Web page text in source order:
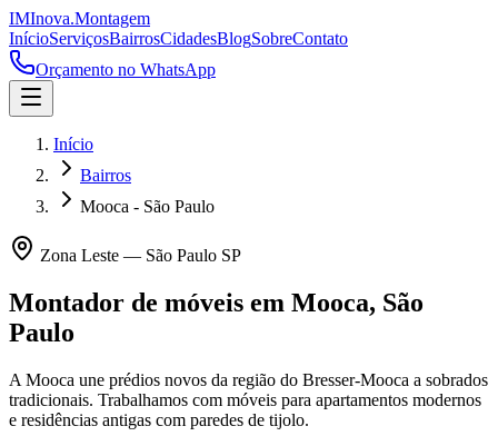
IMInova.Montagem
InícioServiçosBairrosCidadesBlogSobreContato
Orçamento no WhatsApp
Início
Bairros
Mooca - São Paulo
Zona Leste — São Paulo SP
Montador de móveis em Mooca, São
Paulo
A Mooca une prédios novos da região do Bresser-Mooca a sobrados
tradicionais. Trabalhamos com móveis para apartamentos modernos
e residências antigas com paredes de tijolo.